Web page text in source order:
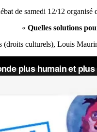
de samedi 12/12
« Quelles solutions
(droits culturels), Louis